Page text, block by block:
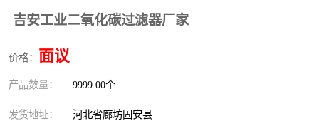
吉安工业二氧化碳过滤器厂家
价格： 面议
产品数量： 9999.00个
发货地址： 河北省廊坊固安县